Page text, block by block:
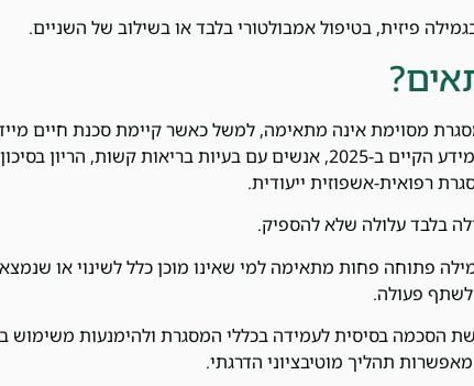
פיזית, בטיפול אמבולטורי בלבד או בשילוב של השניים.
מסוימת אינה מתאימה, למשל כאשר קיימת סכנת חיים
באשפוז רפואי דחוף. לפי המידע הקיים ב-2025, אנשים עם בעיות בריאות קשות,
רפואית-אשפוזית ייעודית.
בלבד עלולה שלא להספיק.
פתוחה פחות מתאימה למי שאינו מוכן כלל לשינוי או
לשתף פעולה.
הסכמה בסיסית לעמידה בכללי המסגרת ולהימנעות משימוש
תהליך מוטיבציוני הדרגתי.